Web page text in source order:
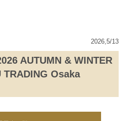
2026,5/13
AUTUMN & WINTER
TRADING Osaka